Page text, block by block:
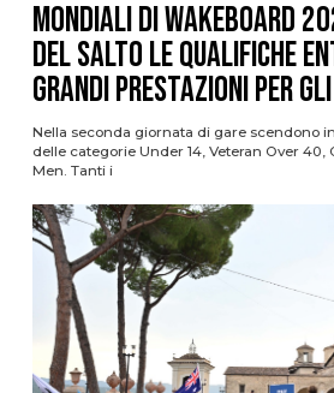
Mondiali di Wakeboard
del Salto le qualifiche
grandi prestazioni per
Nella seconda giornata di gare scendono
delle categorie Under 14, Veteran Over 40,
Men. Tanti i